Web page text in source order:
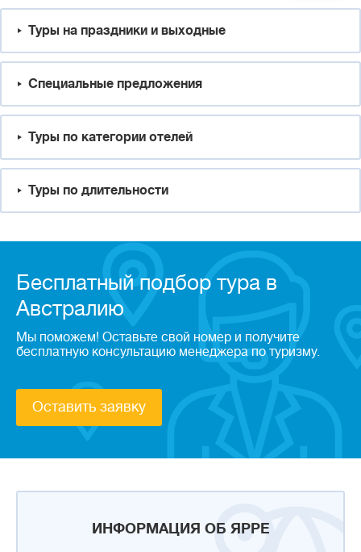
ИНФОРМАЦИЯ ОБ ЯРРЕ
Туры на праздники и выходные
Специальные предложения
Туры по категории отелей
Туры по длительности
Бесплатный подбор тура в
Австралию
Мы поможем! Оставьте свой номер и получите
бесплатную консультацию менеджера по туризму.
Оставить заявку